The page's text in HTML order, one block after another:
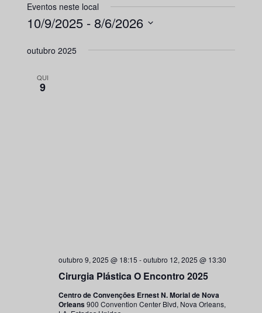
Eventos neste local
10/9/2025 - 8/6/2026
data.
outubro 2025
QUI
9
Cirurgia Plástica O Encontro 2025
outubro 9, 2025 @ 18:15 -outubro 12, 2025 @ 13:30
Centro de Convenções Ernest N. Morial de Nova
Orleans900 Convention Center Blvd, Nova Orleans,